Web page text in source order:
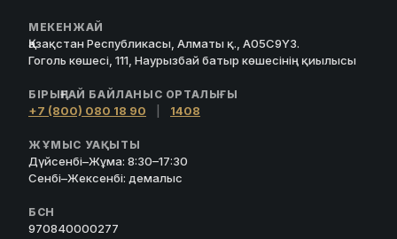
МЕКЕНЖАЙ
Қазақстан Республикасы, Алматы қ., A05C9Y3.
Гоголь көшесі, 111, Наурызбай батыр көшесінің қиылысы
БІРЫҢҒАЙ БАЙЛАНЫС ОРТАЛЫҒЫ
+7 (800) 080 18 90 1408
ЖҰМЫС УАҚЫТЫ
Дүйсенбі–Жұма: 8:30–17:30
Сенбі–Жексенбі: демалыс
БСН
970840000277